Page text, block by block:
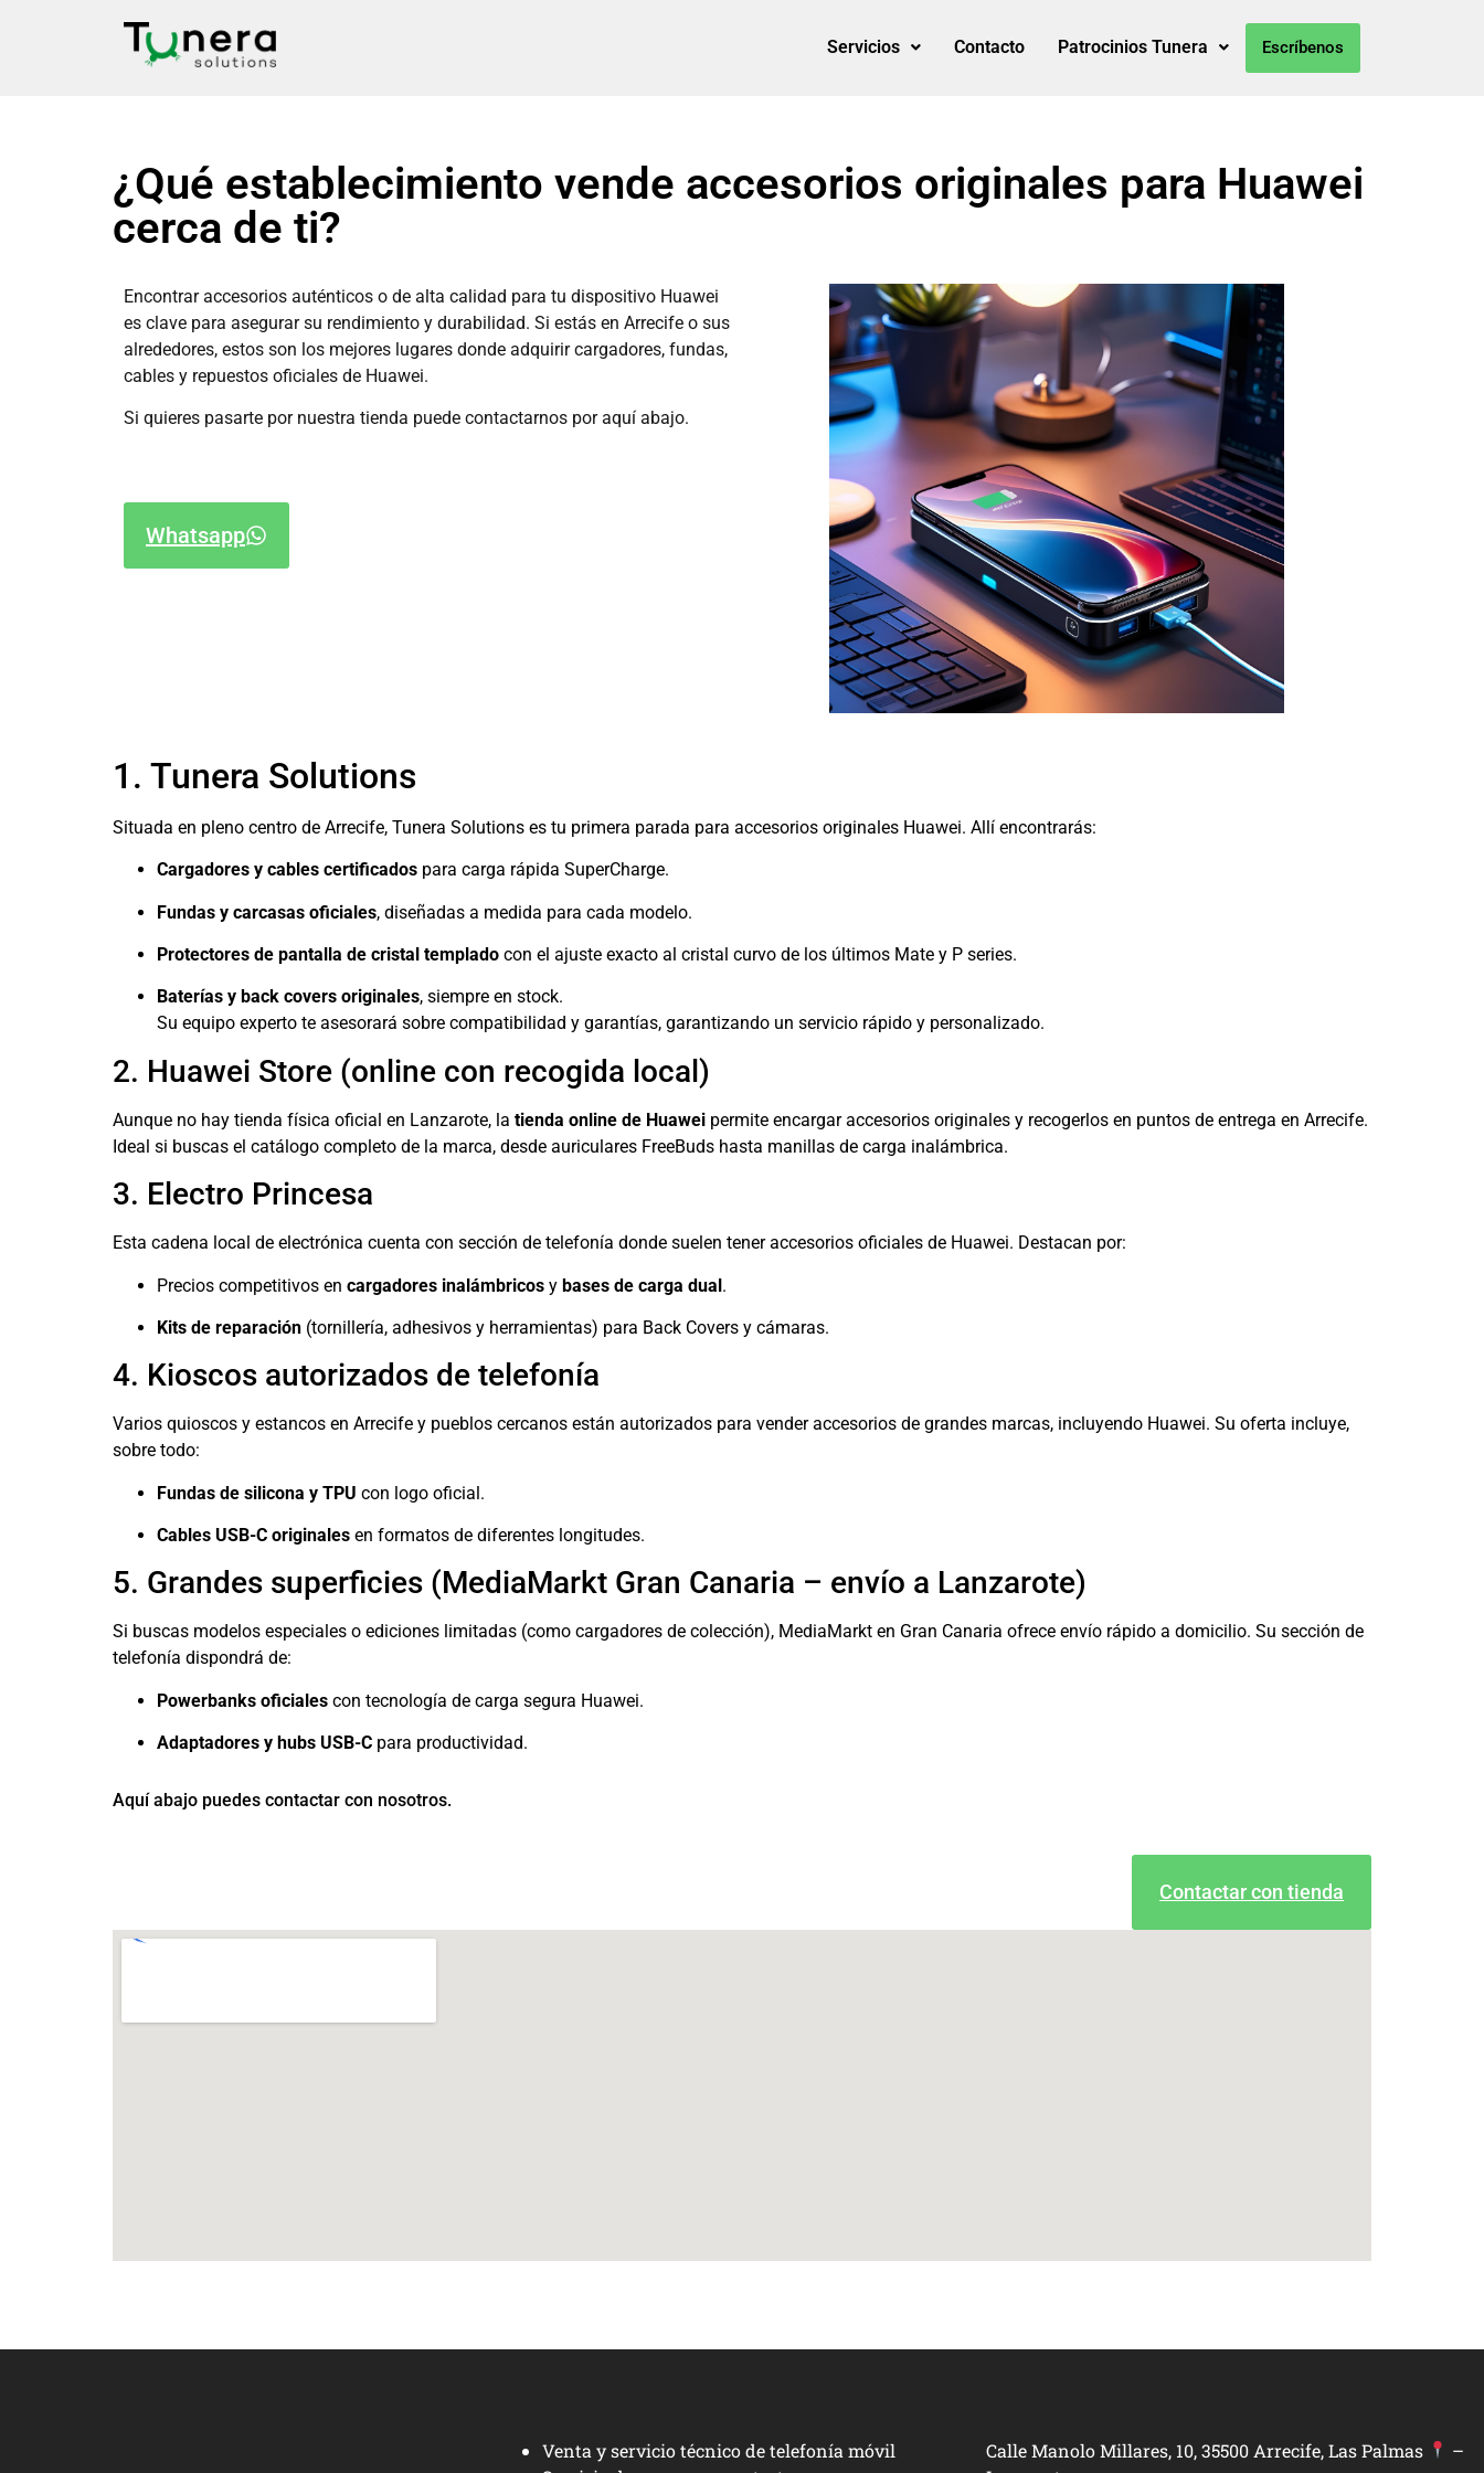
Servicios Contacto Patrocinios Tunera Escríbenos
¿Qué establecimiento vende accesorios originales para Huawei
cerca de ti?
Encontrar accesorios auténticos o de alta calidad para tu dispositivo Huawei
es clave para asegurar su rendimiento y durabilidad. Si estás en Arrecife o sus
alrededores, estos son los mejores lugares donde adquirir cargadores, fundas,
cables y repuestos oficiales de Huawei.
Si quieres pasarte por nuestra tienda puede contactarnos por aquí abajo.
Whatsapp
1. Tunera Solutions
Situada en pleno centro de Arrecife, Tunera Solutions es tu primera parada para accesorios originales Huawei. Allí encontrarás:
Cargadores y cables certificados para carga rápida SuperCharge.
Fundas y carcasas oficiales, diseñadas a medida para cada modelo.
Protectores de pantalla de cristal templado con el ajuste exacto al cristal curvo de los últimos Mate y P series.
Baterías y back covers originales, siempre en stock.
Su equipo experto te asesorará sobre compatibilidad y garantías, garantizando un servicio rápido y personalizado.
2. Huawei Store (online con recogida local)
Aunque no hay tienda física oficial en Lanzarote, la tienda online de Huawei permite encargar accesorios originales y recogerlos en puntos de entrega en Arrecife.
Ideal si buscas el catálogo completo de la marca, desde auriculares FreeBuds hasta manillas de carga inalámbrica.
3. Electro Princesa
Esta cadena local de electrónica cuenta con sección de telefonía donde suelen tener accesorios oficiales de Huawei. Destacan por:
Precios competitivos en cargadores inalámbricos y bases de carga dual.
Kits de reparación (tornillería, adhesivos y herramientas) para Back Covers y cámaras.
4. Kioscos autorizados de telefonía
Varios quioscos y estancos en Arrecife y pueblos cercanos están autorizados para vender accesorios de grandes marcas, incluyendo Huawei. Su oferta incluye,
sobre todo:
Fundas de silicona y TPU con logo oficial.
Cables USB-C originales en formatos de diferentes longitudes.
5. Grandes superficies (MediaMarkt Gran Canaria – envío a Lanzarote)
Si buscas modelos especiales o ediciones limitadas (como cargadores de colección), MediaMarkt en Gran Canaria ofrece envío rápido a domicilio. Su sección de
telefonía dispondrá de:
Powerbanks oficiales con tecnología de carga segura Huawei.
Adaptadores y hubs USB-C para productividad.
Aquí abajo puedes contactar con nosotros.
Contactar con tienda
Venta y servicio técnico de telefonía móvil
Calle Manolo Millares, 10, 35500 Arrecife, Las Palmas
–